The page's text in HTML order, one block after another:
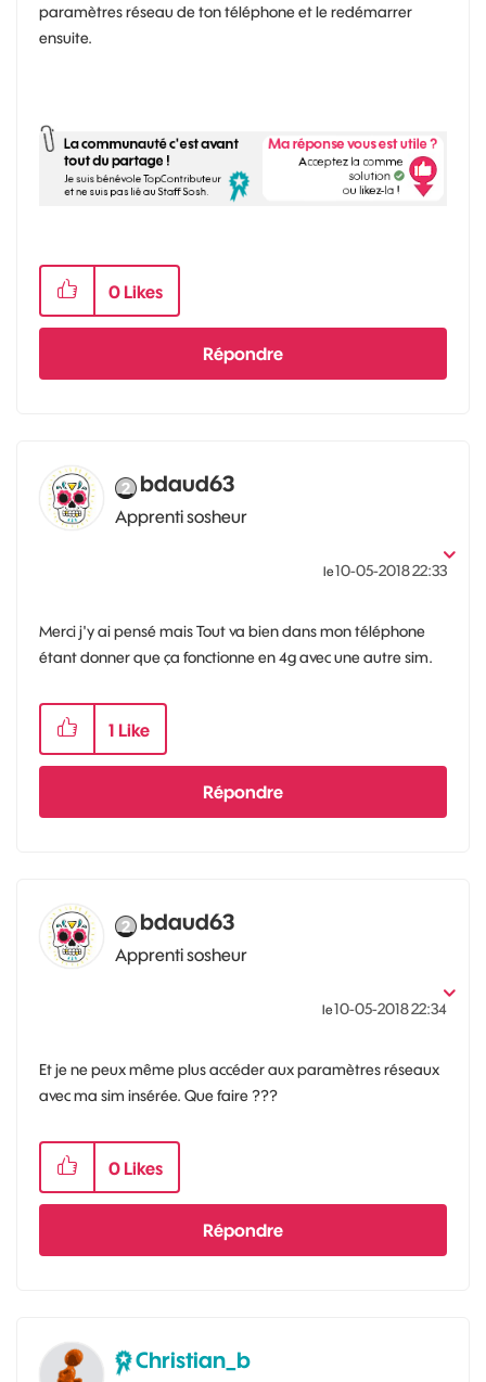
paramètres réseau de ton téléphone et le redémarrer
ensuite.
0 Likes
Répondre
bdaud63
Apprenti sosheur
le‎10-05-201822:33
Merci j'y ai pensé mais Tout va bien dans mon téléphone
étant donner que ça fonctionne en 4g avec une autre sim.
1 Like
Répondre
bdaud63
Apprenti sosheur
le‎10-05-201822:34
Et je ne peux même plus accéder aux paramètres réseaux
avec ma sim insérée. Que faire ???
0 Likes
Répondre
Christian_b